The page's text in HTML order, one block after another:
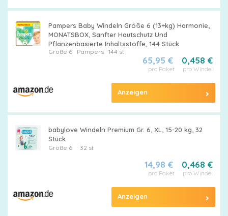
Pampers Baby Windeln Größe 6 (13+kg) Harmonie,
MONATSBOX, Sanfter Hautschutz Und
Pflanzenbasierte Inhaltsstoffe, 144 Stück
Größe 6 Pampers144 st
0,458 €
pro Windel
65,95 €
pro Paket
Anzeigen
babylove Windeln Premium Gr. 6, XL, 15-20 kg, 32
Stück
Größe 632 st
0,468 €
pro Windel
14,98 €
pro Paket
Anzeigen